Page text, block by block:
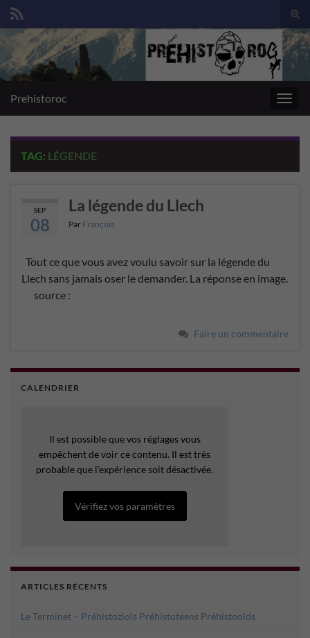
Search for:
Prehistoroc
TAG: LÉGENDE
SEP
08
La légende du Llech
Par François
Tout ce que vous avez voulu savoir sur la légende du
Llech sans jamais oser le demander. La réponse en image.
source :
Faire un commentaire
CALENDRIER
Il est possible que vos réglages vous
empêchent de voir ce contenu. Il est très
probable que l’expérience soit désactivée.
Vérifiez vos paramètres
ARTICLES RÉCENTS
Le Terminet – Préhistoziols Préhistoteens Préhistoolds